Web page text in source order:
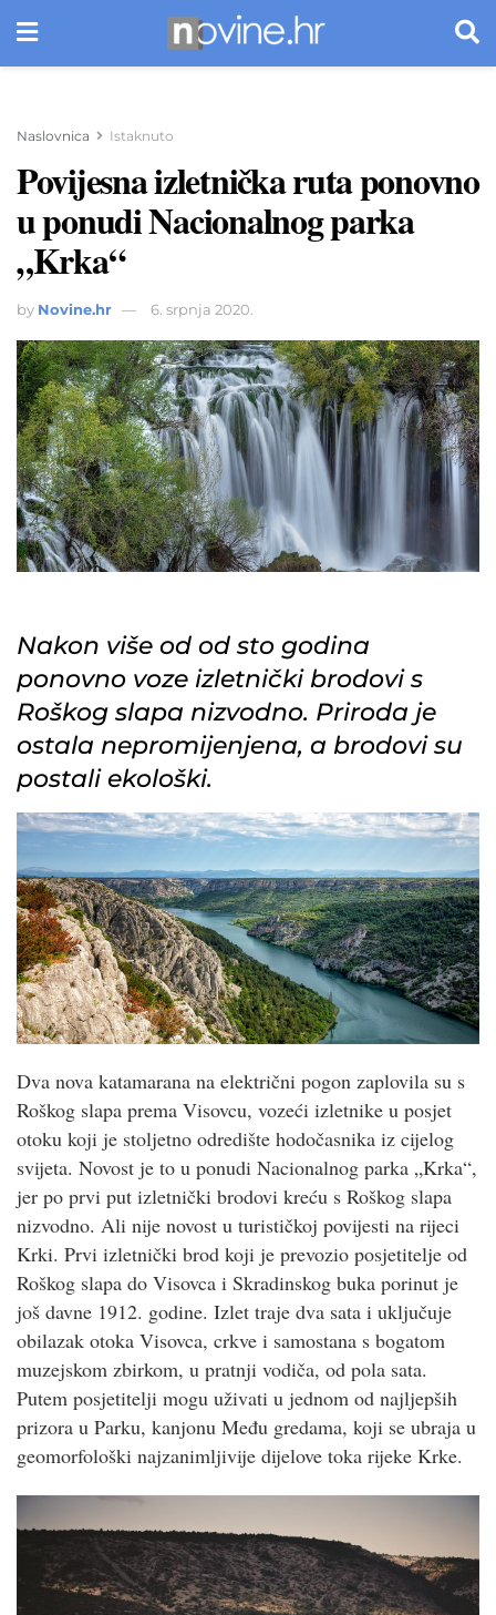
Naslovnica Istaknuto
Povijesna izletnička ruta ponovno
u ponudi Nacionalnog parka
„Krka“
by Novine.hr 6. srpnja 2020.
Nakon više od od sto godina
ponovno voze izletnički brodovi s
Roškog slapa nizvodno. Priroda je
ostala nepromijenjena, a brodovi su
postali ekološki.
Dva nova katamarana na električni pogon zaplovila su s
Roškog slapa prema Visovcu, vozeći izletnike u posjet
otoku koji je stoljetno odredište hodočasnika iz cijelog
svijeta. Novost je to u ponudi Nacionalnog parka „Krka“,
jer po prvi put izletnički brodovi kreću s Roškog slapa
nizvodno. Ali nije novost u turističkoj povijesti na rijeci
Krki. Prvi izletnički brod koji je prevozio posjetitelje od
Roškog slapa do Visovca i Skradinskog buka porinut je
još davne 1912. godine. Izlet traje dva sata i uključuje
obilazak otoka Visovca, crkve i samostana s bogatom
muzejskom zbirkom, u pratnji vodiča, od pola sata.
Putem posjetitelji mogu uživati u jednom od najljepših
prizora u Parku, kanjonu Među gredama, koji se ubraja u
geomorfološki najzanimljivije dijelove toka rijeke Krke.